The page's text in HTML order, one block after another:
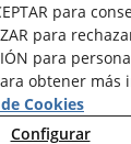
para
para
para
obtener más
Cookies
Configurar